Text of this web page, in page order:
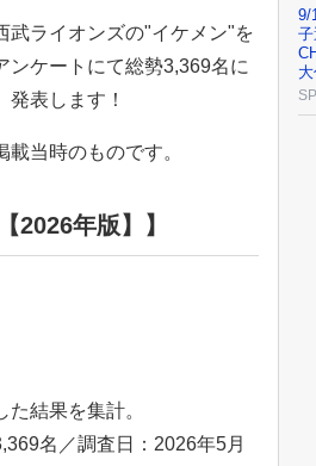
ライオンズの"イケメン"を
ンケートにて総勢3,369名に
表します！
当時のものです。
2026年版】】
結果を集計。
名／調査日：2026年5月
9/